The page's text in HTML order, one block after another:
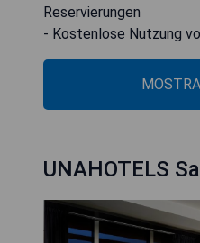
Reservierungen
- Kostenlose Nutzung
UNAHOTELS